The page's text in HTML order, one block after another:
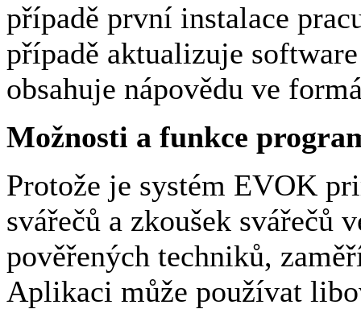
případě první instalace
případě aktualizuje
obsahuje nápovědu ve
Možnosti a funkce
Protože je systém EVOK
svářečů a zkoušek svářečů
pověřených techniků,
Aplikaci může používat